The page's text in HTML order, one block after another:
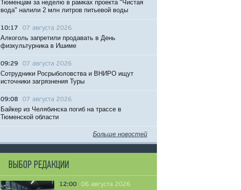
Тюменцам за неделю в рамках проекта "Чистая
вода" налили 2 млн литров питьевой воды
10:17 07 августа 2026
Алкоголь запретили продавать в День
физкультурника в Ишиме
09:29 07 августа 2026
Сотрудники Росрыболовства и ВНИРО ищут
источники загрязнения Туры
09:08 07 августа 2026
Байкер из Челябинска погиб на трассе в
Тюменской области
Больше новостей
ВЫБОР РЕДАКЦИИ
12:00 06 августа 2026